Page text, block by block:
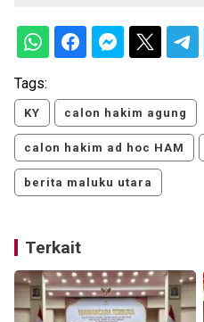
Tags:
KY calon hakim agung
calon hakim ad hoc HAM
berita maluku utara
Terkait